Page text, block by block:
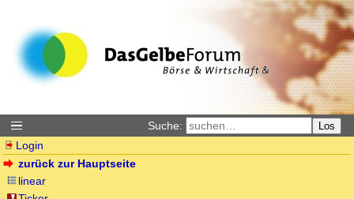
Suche: Los
Login
zurück zur Hauptseite
linear